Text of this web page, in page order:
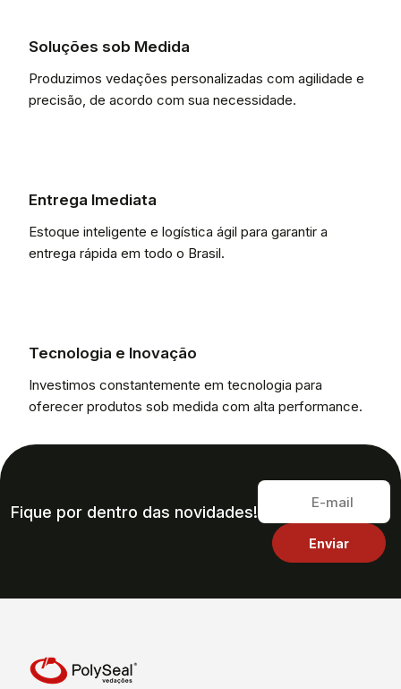
Soluções sob Medida
Produzimos vedações personalizadas com agilidade e
precisão, de acordo com sua necessidade.
Entrega Imediata
Estoque inteligente e logística ágil para garantir a
entrega rápida em todo o Brasil.
Tecnologia e Inovação
Investimos constantemente em tecnologia para
oferecer produtos sob medida com alta performance.
Fique por dentro das novidades!